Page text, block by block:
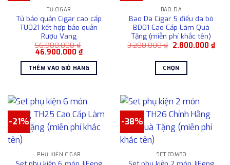
trang
sản
phẩm
TỦ CIGAR
Tủ bảo quản Cigar cao cấp
TU021 kết hợp bảo quản
Rượu Vang
56.900.000₫
Giá
là:
56.900.000 ₫.
46.900.000 ₫Giá
hiện
tại
là:
46.900.000 ₫.
THÊM VÀO GIỎ HÀNG
BAO DA
Bao Da Cigar 5 điếu da bò
BD01 Cao Cấp Làm Quà
Tặng (miễn phí khắc tên)
3.200.000₫ Giá
3.200.000 ₫.
2.800.000 ₫Giá
hiện
CHỌN
này
có
nhiều
biến
Các
-21%
PHỤ KIỆN CIGAR
-38%
SET COMBO